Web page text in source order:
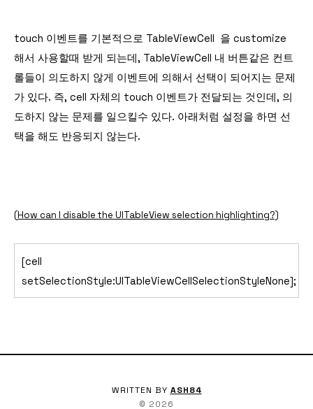
touch 이벤트를 기본적으로 TableViewCell 을 customize
해서 사용할때 받게 되는데, TableViewCell 내 버튼같은 컨트
롤들이 의도하지 않게 이벤트에 의해서 선택이 되어지는 문제
가 있다. 즉, cell 자체의 touch 이벤트가 전달되는 것인데, 의
도하지 않는 문제를 일으킬수 있다. 아래처럼 설정을 하면 선
택을 해도 반응되지 않는다.
(How can I disable the UITableView selection highlighting?)
[cell
setSelectionStyle:UITableViewCellSelectionStyleNone];
WRITTEN BY ASH84
© 2026